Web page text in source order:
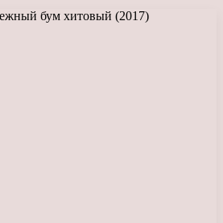
бум хитовый (2017)